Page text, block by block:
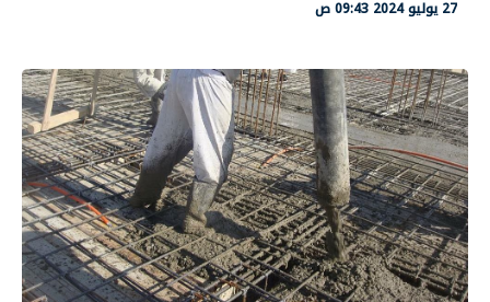
27 يوليو 2024 09:43 ص